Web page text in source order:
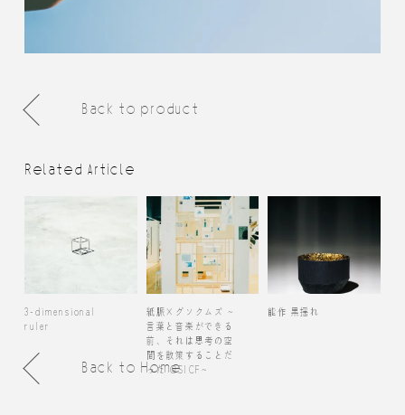
Back to product
Related Article
3-dimensional
ruler
紙脈×グソクムズ ~
言葉と音楽ができる
前、それは思考の空
間を散策することだ
った @SICF~
能作 黒揺れ
Back to Home